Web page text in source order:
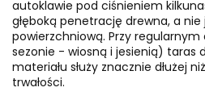
autoklawie pod ciśnieniem
głęboką penetrację drewna, a nie
powierzchniową. Przy
sezonie - wiosną i jesienią) taras
materiału służy znacznie dłużej
trwałości.